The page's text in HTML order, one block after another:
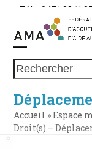
Skip
content
Tél. : 0471 38 11
Rechercher
Open
mobile
menu
Close
mobile
menu
Accueil »Espace
Droit(s) –